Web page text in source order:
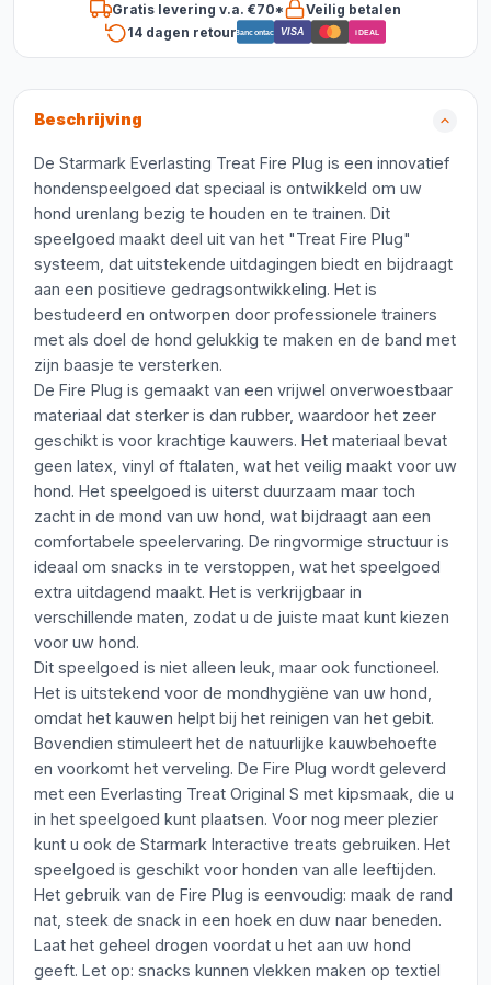
Gratis levering v.a. €70*
Veilig betalen
14 dagen retourBancontact VISA iDEAL
Beschrijving
De Starmark Everlasting Treat Fire Plug is een innovatief
hondenspeelgoed dat speciaal is ontwikkeld om uw
hond urenlang bezig te houden en te trainen. Dit
speelgoed maakt deel uit van het "Treat Fire Plug"
systeem, dat uitstekende uitdagingen biedt en bijdraagt
aan een positieve gedragsontwikkeling. Het is
bestudeerd en ontworpen door professionele trainers
met als doel de hond gelukkig te maken en de band met
zijn baasje te versterken.
De Fire Plug is gemaakt van een vrijwel onverwoestbaar
materiaal dat sterker is dan rubber, waardoor het zeer
geschikt is voor krachtige kauwers. Het materiaal bevat
geen latex, vinyl of ftalaten, wat het veilig maakt voor uw
hond. Het speelgoed is uiterst duurzaam maar toch
zacht in de mond van uw hond, wat bijdraagt aan een
comfortabele speelervaring. De ringvormige structuur is
ideaal om snacks in te verstoppen, wat het speelgoed
extra uitdagend maakt. Het is verkrijgbaar in
verschillende maten, zodat u de juiste maat kunt kiezen
voor uw hond.
Dit speelgoed is niet alleen leuk, maar ook functioneel.
Het is uitstekend voor de mondhygiëne van uw hond,
omdat het kauwen helpt bij het reinigen van het gebit.
Bovendien stimuleert het de natuurlijke kauwbehoefte
en voorkomt het verveling. De Fire Plug wordt geleverd
met een Everlasting Treat Original S met kipsmaak, die u
in het speelgoed kunt plaatsen. Voor nog meer plezier
kunt u ook de Starmark Interactive treats gebruiken. Het
speelgoed is geschikt voor honden van alle leeftijden.
Het gebruik van de Fire Plug is eenvoudig: maak de rand
nat, steek de snack in een hoek en duw naar beneden.
Laat het geheel drogen voordat u het aan uw hond
geeft. Let op: snacks kunnen vlekken maken op textiel